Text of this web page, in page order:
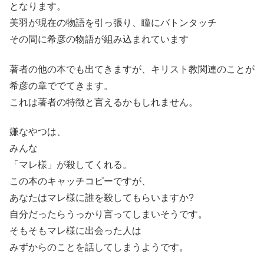
となります。
美羽が現在の物語を引っ張り、瞳にバトンタッチ
その間に希彦の物語が組み込まれています
著者の他の本でも出てきますが、キリスト教関連のことが
希彦の章ででてきます。
これは著者の特徴と言えるかもしれません。
嫌なやつは、
みんな
「マレ様」が殺してくれる。
この本のキャッチコピーですが、
あなたはマレ様に誰を殺してもらいますか?
自分だったらうっかり言ってしまいそうです。
そもそもマレ様に出会った人は
みずからのことを話してしまうようです。